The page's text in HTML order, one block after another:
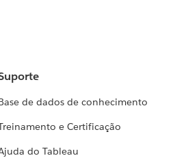
de dados de conhecimento
e Certificação
do Tableau